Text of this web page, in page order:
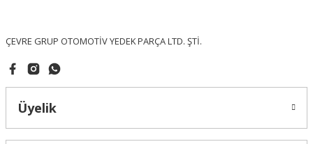
ÇEVRE GRUP OTOMOTİV YEDEK PARÇA LTD. ŞTİ.
Üyelik